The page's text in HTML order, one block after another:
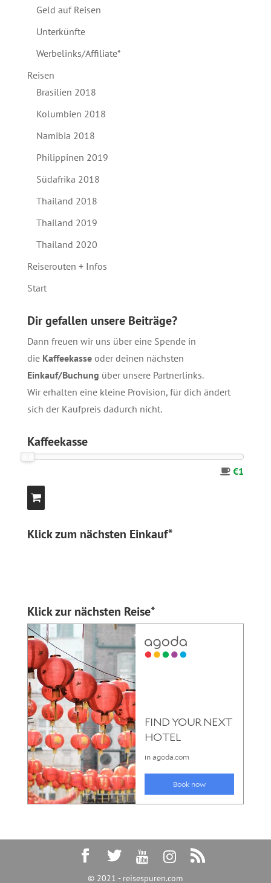
Geld auf Reisen
Unterkünfte
Werbelinks/Affiliate*
Reisen
Brasilien 2018
Kolumbien 2018
Namibia 2018
Philippinen 2019
Südafrika 2018
Thailand 2018
Thailand 2019
Thailand 2020
Reiserouten + Infos
Start
Dir gefallen unsere Beiträge?
Dann freuen wir uns über eine Spende in
die Kaffeekasseoder deinen nächsten
Einkauf/Buchung über unsere Partnerlinks.
Wir erhalten eine kleine Provision, für dich ändert
sich der Kaufpreis dadurch nicht.
Kaffeekasse
€1
Klick zum nächsten Einkauf*
Klick zur nächsten Reise*
© 2021 - reisespuren.com